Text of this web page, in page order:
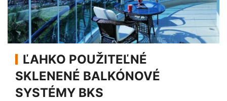
ĽAHKO POUŽITEĽNÉ
SKLENENÉ BALKÓNOVÉ
SYSTÉMY BKS